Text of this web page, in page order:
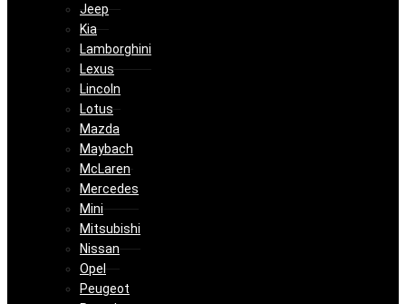
Jeep
Kia
Lamborghini
Lexus
Lincoln
Lotus
Mazda
Maybach
McLaren
Mercedes
Mini
Mitsubishi
Nissan
Opel
Peugeot